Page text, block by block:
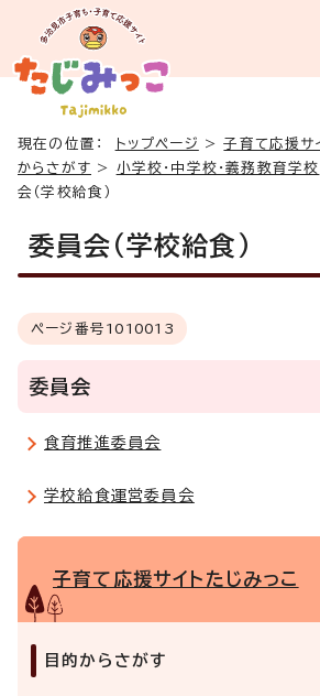
現在の位置： トップページ >子育て応援サ
からさがす > 小学校・中学校・義務教育学校
会（学校給食）
委員会（学校給食）
ページ番号 1010013
委員会
食育推進委員会
学校給食運営委員会
子育て応援サイトたじみっこ
目的からさがす